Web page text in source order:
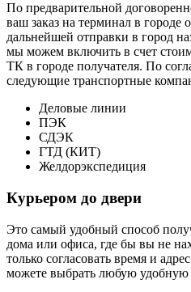
По предварительной
ваш заказ на терминал в городе
дальнейшей отправки в город
мы можем включить в счет
ТК в городе получателя. По
следующие транспортные
Деловые линии
ПЭК
СДЭК
ГТД (КИТ)
Желдорэкспедиция
Курьером до двери
Это самый удобный способ
дома или офиса, где бы вы не
только согласовать время и
можете выбрать любую удобную